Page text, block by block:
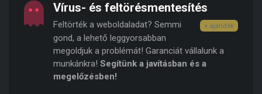
Vírus- és feltörésmentesítés
+ ajándék
Feltörték a weboldaladat? Semmi
gond, a lehető leggyorsabban
megoldjuk a problémát! Garanciát vállalunk a
munkánkra! Segítünk a javításban és a
megelőzésben!